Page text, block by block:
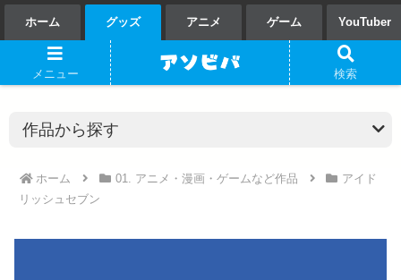
ホーム グッズ アニメ ゲーム YouTuber
ホーム 01. アニメ・漫画・ゲームなど作品
アイド
リッシュセブン
メニュー 検索